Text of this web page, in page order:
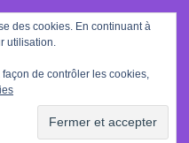
des cookies. En continuant à
utilisation.
de contrôler les cookies,